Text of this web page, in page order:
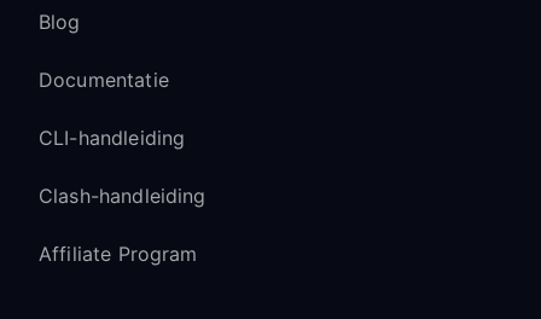
Blog
Documentatie
CLI-handleiding
Clash-handleiding
Affiliate Program